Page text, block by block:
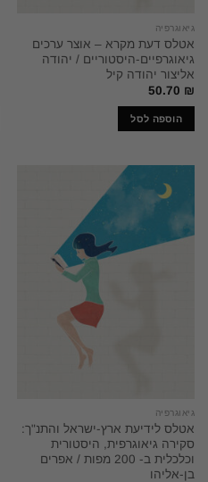
גיאוגרפיה
אטלס דעת מקרא – אוצר ערכים
גיאוגרפיים-היסטוריים / יהודה
אליצור יהודה קיל
50.70 ₪
הוספה לסל
גיאוגרפיה
אטלס לידיעת ארץ-ישראל והתנ"ך:
סקירה גיאוגרפית, היסטורית
וכלכלית ב- 200 מפות / אפרים
בן-אליהו